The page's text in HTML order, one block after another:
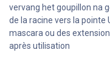
vervang het goupillon na
de la racine vers la pointe
mascara ou des
après utilisation